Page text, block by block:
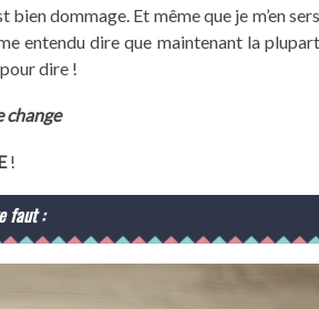
bien dommage. Et même que je m’en sers
entendu dire que maintenant la plupart
dire !
change
!
faut :